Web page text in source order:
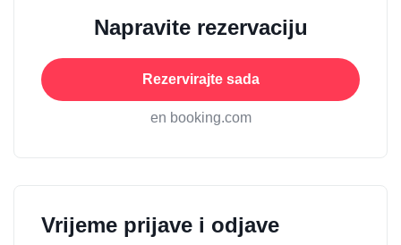
Napravite rezervaciju
Rezervirajte sada
en booking.com
Vrijeme prijave i odjave